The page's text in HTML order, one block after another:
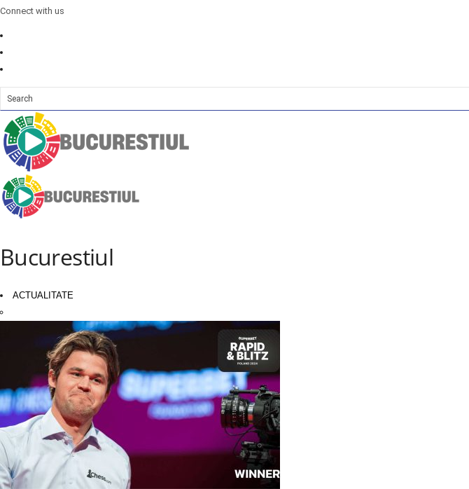
Connect with us
Bucurestiul
ACTUALITATE